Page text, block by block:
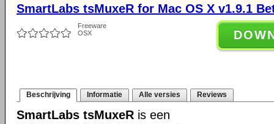
SmartLabs tsMuxeR for Mac OS X v1.9.1
Freeware
OSX
Beschrijving Informatie Alle versies Reviews
SmartLabs tsMuxeR is een